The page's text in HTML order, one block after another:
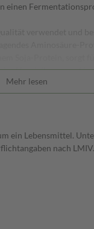
einen
Herstellung von
will, ersetzt täglich
in 200 ml Wasser
mit vielen
Mehr lesen
ein Lebensmittel.
nach LMIV.